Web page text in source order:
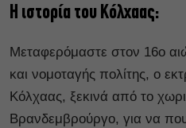
Η ιστορία του Κόλχαας:
Μεταφερόμαστε στον 16ο
και νομοταγής πολίτης, ο
Κόλχαας, ξεκινά από το
Βρανδεμβρούργο, για να